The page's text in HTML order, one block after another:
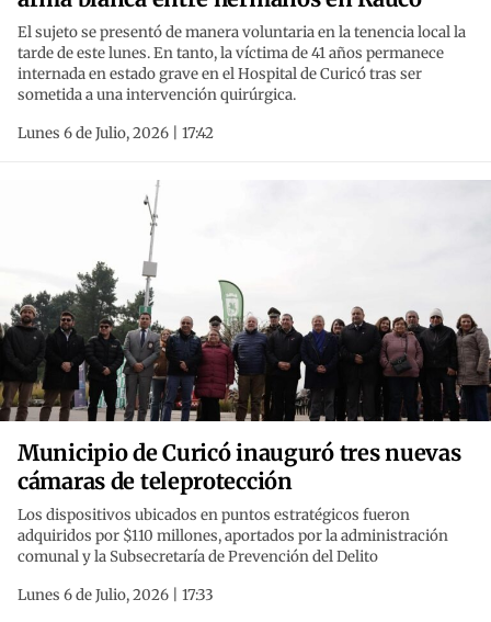
El sujeto se presentó de manera voluntaria en la tenencia local la
tarde de este lunes. En tanto, la víctima de 41 años permanece
internada en estado grave en el Hospital de Curicó tras ser
sometida a una intervención quirúrgica.
Lunes 6 de Julio, 2026 | 17:42
Municipio de Curicó inauguró tres nuevas
cámaras de teleprotección
Los dispositivos ubicados en puntos estratégicos fueron
adquiridos por $110 millones, aportados por la administración
comunal y la Subsecretaría de Prevención del Delito
Lunes 6 de Julio, 2026 | 17:33